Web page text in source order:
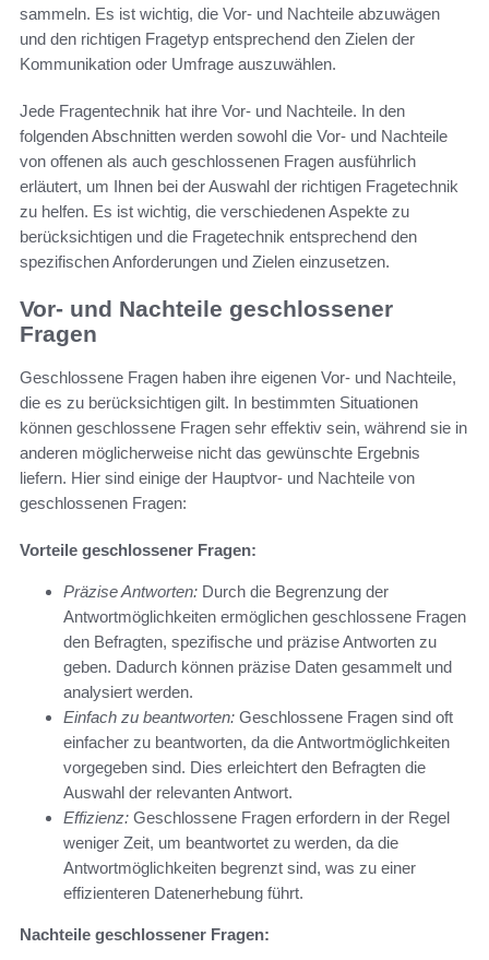
sammeln. Es ist wichtig, die Vor- und Nachteile abzuwägen
und den richtigen Fragetyp entsprechend den Zielen der
Kommunikation oder Umfrage auszuwählen.
Jede Fragentechnik hat ihre Vor- und Nachteile. In den
folgenden Abschnitten werden sowohl die Vor- und Nachteile
von offenen als auch geschlossenen Fragen ausführlich
erläutert, um Ihnen bei der Auswahl der richtigen Fragetechnik
zu helfen. Es ist wichtig, die verschiedenen Aspekte zu
berücksichtigen und die Fragetechnik entsprechend den
spezifischen Anforderungen und Zielen einzusetzen.
Vor- und Nachteile geschlossener
Fragen
Geschlossene Fragen haben ihre eigenen Vor- und Nachteile,
die es zu berücksichtigen gilt. In bestimmten Situationen
können geschlossene Fragen sehr effektiv sein, während sie in
anderen möglicherweise nicht das gewünschte Ergebnis
liefern. Hier sind einige der Hauptvor- und Nachteile von
geschlossenen Fragen:
Vorteile geschlossener Fragen:
Präzise Antworten: Durch die Begrenzung der
Antwortmöglichkeiten ermöglichen geschlossene Fragen
den Befragten, spezifische und präzise Antworten zu
geben. Dadurch können präzise Daten gesammelt und
analysiert werden.
Einfach zu beantworten: Geschlossene Fragen sind oft
einfacher zu beantworten, da die Antwortmöglichkeiten
vorgegeben sind. Dies erleichtert den Befragten die
Auswahl der relevanten Antwort.
Effizienz: Geschlossene Fragen erfordern in der Regel
weniger Zeit, um beantwortet zu werden, da die
Antwortmöglichkeiten begrenzt sind, was zu einer
effizienteren Datenerhebung führt.
Nachteile geschlossener Fragen: